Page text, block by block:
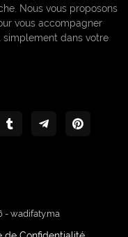
Nous vous proposons
vous accompagner
simplement dans votre
- wadifaty.ma